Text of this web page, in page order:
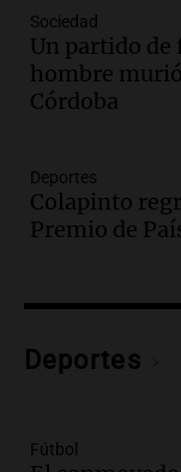
Episodios
Audio.
tradicional
Audio.
"Tres
hacerle
Episodios
metros
Episodios
Sociedad
Un partido
hombre
Córdoba
Deportes
Colapinto
Premio de
Deportes
Fútbol